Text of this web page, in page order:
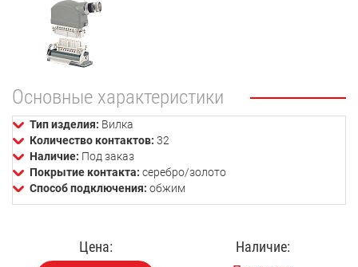
Основные характеристики
Тип изделия: Вилка
Количество контактов: 32
Наличие: Под заказ
Покрытие контакта: серебро/золото
Способ подключения: обжим
Цена:
Наличие: